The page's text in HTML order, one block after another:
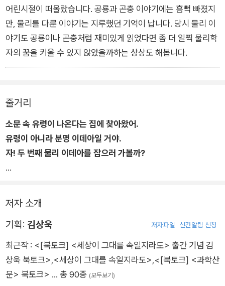
어린시절이 떠올랐습니다. 공룡과 곤충 이야기에는 흠뻑 빠졌지
만, 물리를 다룬 이야기는 지루했던 기억이 납니다. 당시 물리 이
야기도 공룡이나 곤충처럼 재미있게 읽었다면 좀 더 일찍 물리학
자의 꿈을 키울 수 있지 않았을까하는 상상도 해봅니다.
줄거리
소문 속 유령이 나온다는 집에 찾아왔어.
유령이 아니라 분명 이데아일 거야.
자! 두 번째 물리 이데아를 잡으러 가볼까?
쏟아질 것 같은 우중충한 하늘 아래 서 있는 소문 속 유령의 집은
겉으로 보기에도 심상치 않다. 하지만 이게 무슨 일일까? 너튜버,
초자연현상 전문가라는 사람들 때문에 정신없이 복작거리기만
뿐, 물건들이 둥둥 떠다닌다는 소문과는 달리 유령의 집은 너무
평화롭다. 유령은 당연하고, 이데아는 코빼기도 보이지 않는 상황
에 모두가 당황한 바로 그때, 눈으로 보고도 믿을 수 없는 일이 벌
저자 소개
기획: 김상욱 저자파일 신간알림 신청
최근작 : <[북토크] <세상이 그대를 속일지라도> 출간 기념 김
상욱 북토크> <세상이 그대를 속일지라도> <[북토크] <과학산
문> 북토크> … 총 90종 (모두보기)